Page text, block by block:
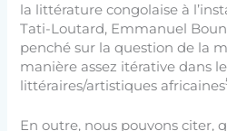
la littérature congolaise à
Tati-Loutard, Emmanuel
penché sur la question de la
manière assez itérative dans
littéraires/artistiques africaines
En outre, nous pouvons citer,